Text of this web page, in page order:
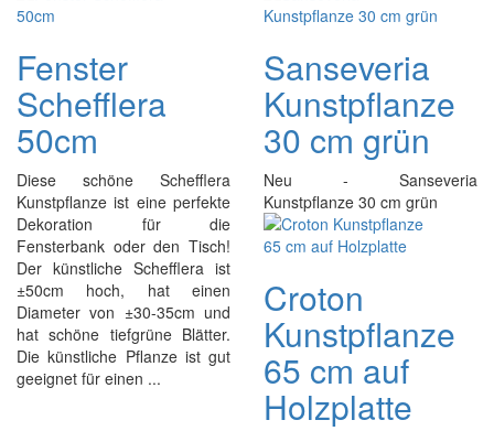
Fenster
Schefflera
50cm
Diese schöne Schefflera
Kunstpflanze ist eine perfekte
Dekoration für die
Fensterbank oder den Tisch!
Der künstliche Schefflera ist
±50cm hoch, hat einen
Diameter von ±30-35cm und
hat schöne tiefgrüne Blätter.
Die künstliche Pflanze ist gut
geeignet für einen ...
Sanseveria
Kunstpflanze
30 cm grün
Neu - Sanseveria
Kunstpflanze 30 cm grün
Croton
Kunstpflanze
65 cm auf
Holzplatte